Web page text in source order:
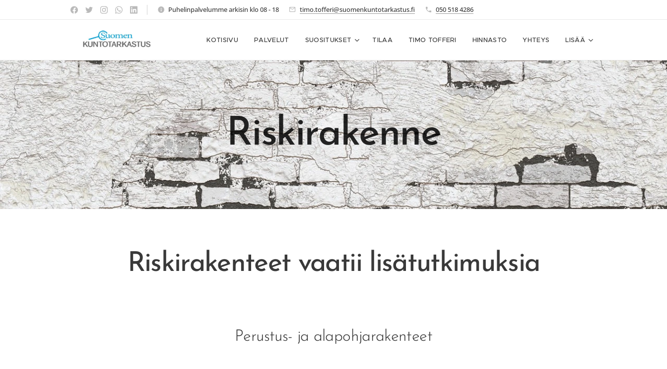
Puhelinpalvelumme arkisin klo 08 - 18 timo.tofferi@suomenkuntotarkastus.fi 050 518 4286
KOTISIVU PALVELUT SUOSITUKSET TILAA TIMO TOFFERI HINNASTO YHTEYS LISÄÄ
Riskirakenne
Riskirakenteet vaatii lisätutkimuksia
Perustus- ja alapohjarakenteet